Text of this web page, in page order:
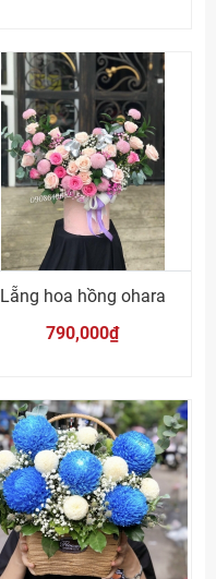
Lẵng hoa hồng ohara
790,000₫